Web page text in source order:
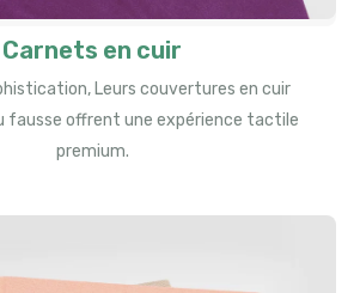
Carnets en cuir
Leurs couvertures en cuir
fausse offrent une expérience tactile
premium.